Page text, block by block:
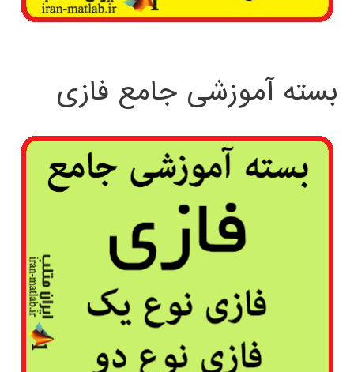
بسته آموزشی جامع فازی